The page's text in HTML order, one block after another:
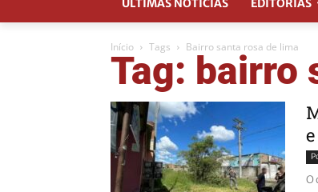
ÚLTIMAS NOTÍCIAS EDITORIAS
Início Tags Bairro santa rosa de lima
Tag: bairro
O